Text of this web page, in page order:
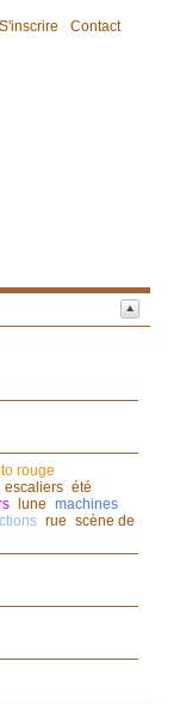
S'inscrire - Contact
rouge
escaliers été
lune machines
rue scène de